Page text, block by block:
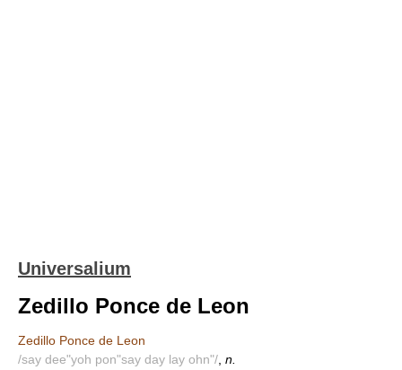
Universalium
Zedillo Ponce de Leon
Zedillo Ponce de Leon
/say dee"yoh pon"say day lay ohn"/ n.